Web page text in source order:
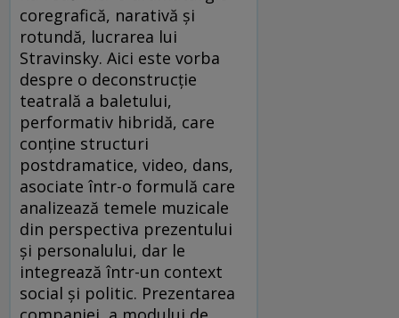
coregrafică, narativă şi
rotundă, lucrarea lui
Stravinsky. Aici este vorba
despre o deconstrucţie
teatrală a baletului,
performativ hibridă, care
conţine structuri
postdramatice, video, dans,
asociate într-o formulă care
analizează temele muzicale
din perspectiva prezentului
şi personalului, dar le
integrează într-un context
social şi politic. Prezentarea